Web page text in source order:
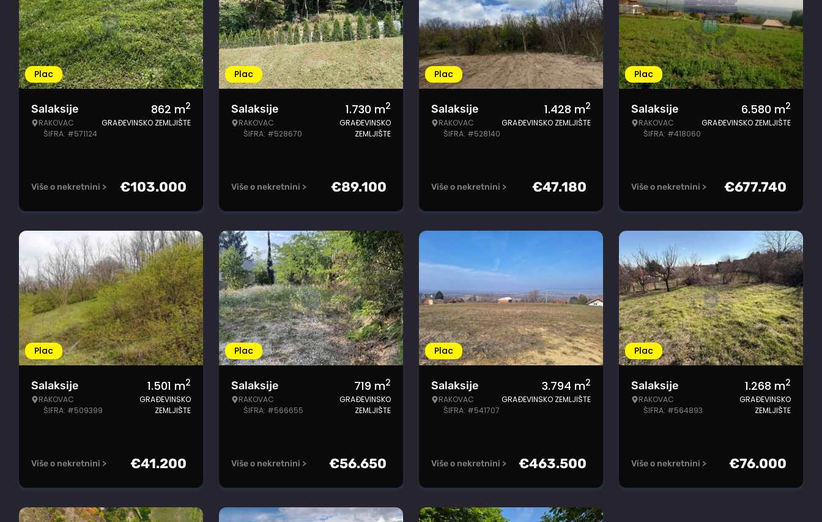
Plac
Salaksije
RAKOVAC
ŠIFRA: #571124
862 m2
GRAĐEVINSKO ZEMLJIŠTE
Više o nekretnini > €103.000
Plac
Salaksije
RAKOVAC
ŠIFRA: #528670
1.730 m2
GRAĐEVINSKO
ZEMLJIŠTE
Više o nekretnini > €89.100
Plac
Salaksije
RAKOVAC
ŠIFRA: #528140
1.428 m2
GRAĐEVINSKO ZEMLJIŠTE
Više o nekretnini > €47.180
Plac
Salaksije
RAKOVAC
ŠIFRA: #418060
6.580 m2
GRAĐEVINSKO ZEMLJIŠTE
Više o nekretnini > €677.740
Plac
Salaksije
RAKOVAC
ŠIFRA: #509399
1.501 m2
GRAĐEVINSKO
ZEMLJIŠTE
Više o nekretnini > €41.200
Plac
Salaksije
RAKOVAC
ŠIFRA: #566655
719 m2
GRAĐEVINSKO
ZEMLJIŠTE
Više o nekretnini > €56.650
Plac
Salaksije
RAKOVAC
ŠIFRA: #541707
3.794 m2
GRAĐEVINSKO ZEMLJIŠTE
Više o nekretnini > €463.500
Plac
Salaksije
RAKOVAC
ŠIFRA: #564893
1.268 m2
GRAĐEVINSKO
ZEMLJIŠTE
Više o nekretnini > €76.000